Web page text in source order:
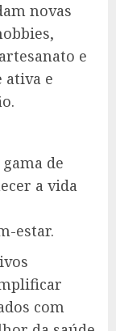
novas
e
ativa e
de
a vida
estar.
com